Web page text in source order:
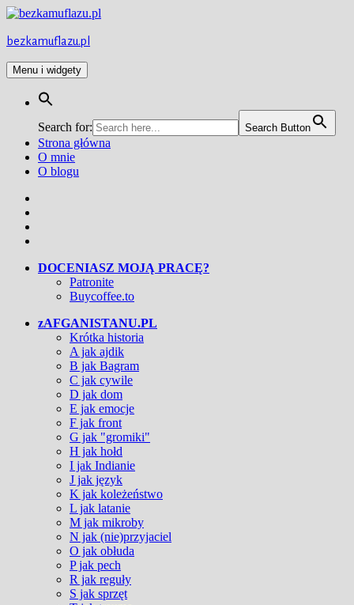
Przejdź
treści
bezkamuflazu.pl
Menu i widgety
Search for: Search Button
Strona główna
O mnie
O blogu
DOCENIASZ MOJĄ PRACĘ?
Patronite
Buycoffee.to
zAFGANISTANU.PL
Krótka historia
A jak ajdik
B jak Bagram
C jak cywile
D jak dom
E jak emocje
F jak front
G jak "gromiki"
H jak hołd
I jak Indianie
J jak język
K jak koleżeństwo
L jak latanie
M jak mikroby
N jak (nie)przyjaciel
O jak obłuda
P jak pech
R jak reguły
S jak sprzęt